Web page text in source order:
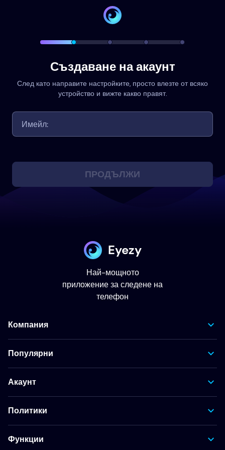
Създаване на акаунт
След като направите настройките, просто влезте от всяко
устройство и вижте какво правят.
ПРОДЪЛЖИ
Eyezy
Най-мощното
приложение за следене на
телефон
Компания
Популярни
Акаунт
Политики
Функции